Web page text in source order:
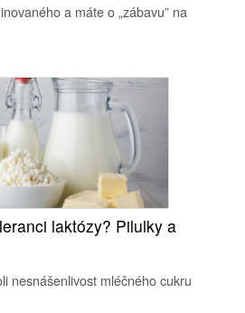
a máte o „zábavu” na
laktózy? Pilulky a
nesnášenlivost mléčného cukru